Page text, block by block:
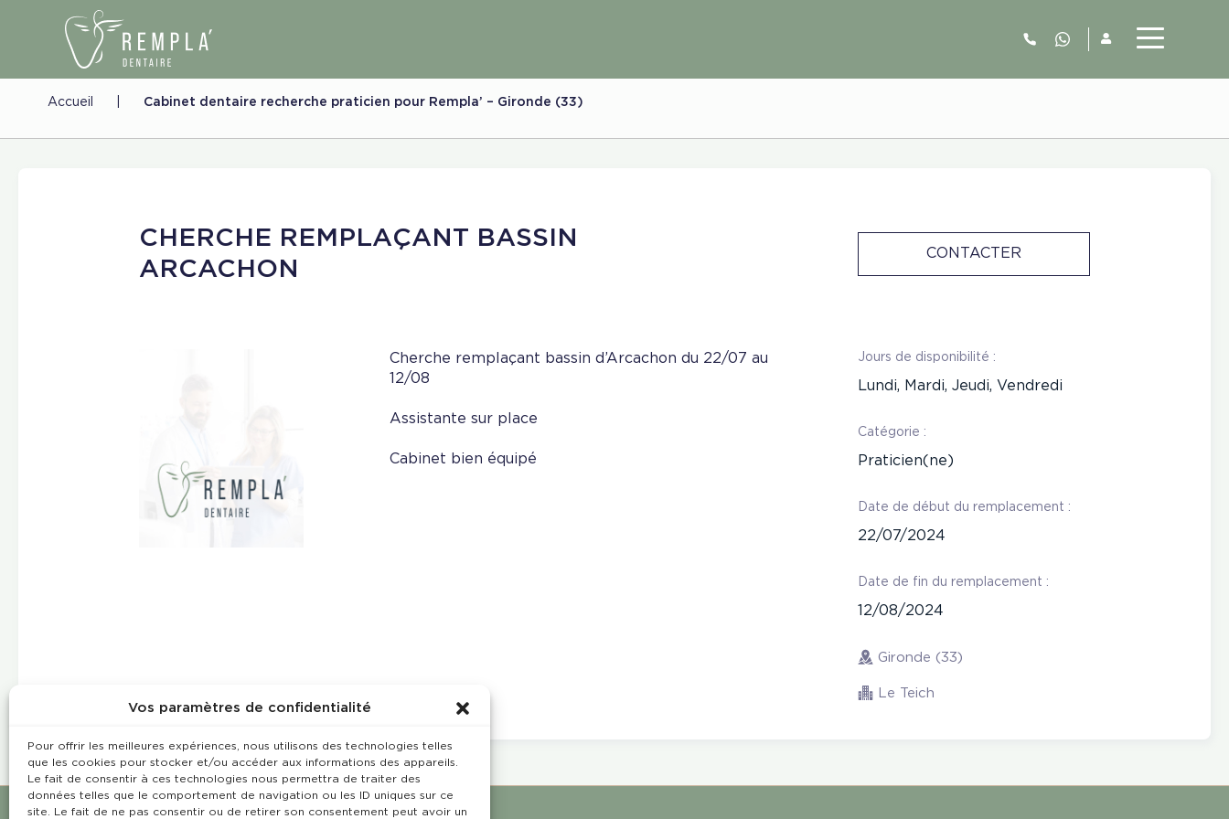
Vos paramètres de confidentialité
Pour offrir les meilleures expériences, nous utilisons des technologies telles
que les cookies pour stocker et/ou accéder aux informations des appareils.
Le fait de consentir à ces technologies nous permettra de traiter des
données telles que le comportement de navigation ou les ID uniques sur ce
site. Le fait de ne pas consentir ou de retirer son consentement peut avoir un
06.52.63.77.73
Accueil Cabinet dentaire recherche praticien pour Rempla’ – Gironde (33)
CHERCHE REMPLAÇANT BASSIN
ARCACHON
CONTACTER
Cherche remplaçant bassin d’Arcachon du 22/07 au
12/08
Assistante sur place
Cabinet bien équipé
Jours de disponibilité :
Lundi, Mardi, Jeudi, Vendredi
Catégorie :
Praticien(ne)
Date de début du remplacement :
22/07/2024
Date de fin du remplacement :
12/08/2024
Gironde (33)
Le Teich